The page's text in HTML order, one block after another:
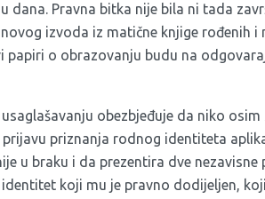
dana. Pravna bitka nije bila ni tada
izvoda iz matične knjige rođenih
papiri o obrazovanju budu na
obezbjeđuje da niko
priznanja rodnog identiteta
u braku i da prezentira dve
koji mu je pravno dodijeljen,